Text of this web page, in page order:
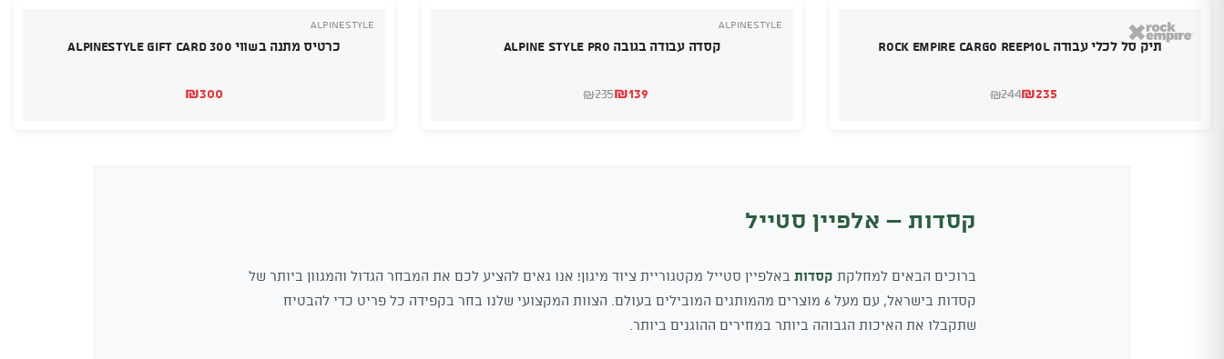
תיק סל לכלי עבודה ROCK EMPIRE CARGO REEP10L
₪244
המחיר₪235
המחיר
Alpinestyle
קסדה עבודה בגובה ALPINE STYLE PRO
₪235
המחיר₪139
המחיר
Alpinestyle
כרטיס מתנה בשווי 300 Alpinestyle Gift Card
₪300
קסדות – אלפיין סטייל
ברוכים הבאים למחלקת קסדות באלפיין סטייל מקטגוריית ציוד מיגון! אנו גאים להציע לכם את המבחר הגדול והמגוון ביותר של
קסדות בישראל, עם מעל 6 מוצרים מהמותגים המובילים בעולם. הצוות המקצועי שלנו בחר בקפידה כל פריט כדי להבטיח
שתקבלו את האיכות הגבוהה ביותר במחירים ההוגנים ביותר.